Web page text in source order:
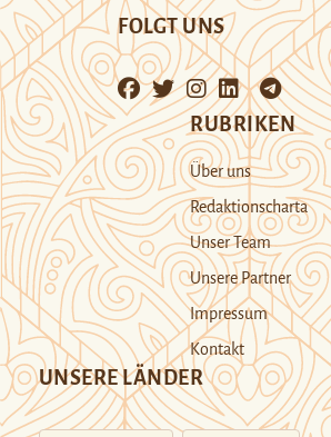
FOLGT UNS
RUBRIKEN
Über uns
Redaktionscharta
Unser Team
Unsere Partner
Impressum
Kontakt
UNSERE LÄNDER